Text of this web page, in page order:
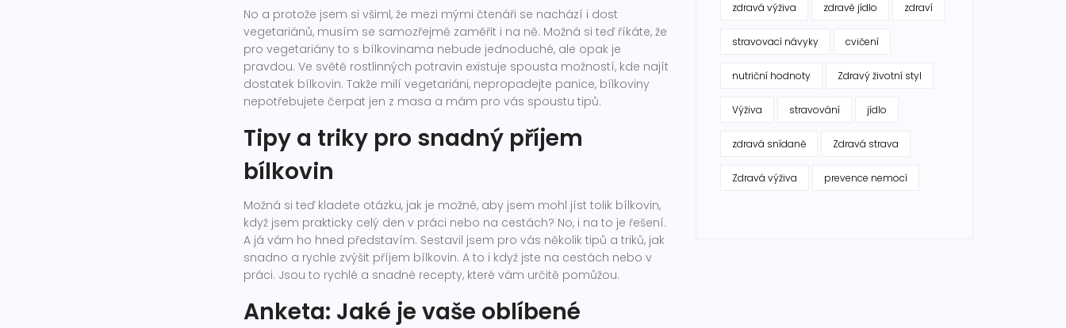
No a protože jsem si všiml, že mezi mými čtenáři se nachází i dost
vegetariánů, musím se samozřejmě zaměřit i na ně. Možná si teď říkáte, že
pro vegetariány to s bílkovinama nebude jednoduché, ale opak je
pravdou. Ve světě rostlinných potravin existuje spousta možností, kde najít
dostatek bílkovin. Takže milí vegetariáni, nepropadejte panice, bílkoviny
nepotřebujete čerpat jen z masa a mám pro vás spoustu tipů.
Tipy a triky pro snadný příjem
bílkovin
Možná si teď kladete otázku, jak je možné, aby jsem mohl jíst tolik bílkovin,
když jsem prakticky celý den v práci nebo na cestách? No, i na to je řešení.
A já vám ho hned představím. Sestavil jsem pro vás několik tipů a triků, jak
snadno a rychle zvýšit příjem bílkovin. A to i když jste na cestách nebo v
práci. Jsou to rychlé a snadné recepty, které vám určitě pomůžou.
Anketa: Jaké je vaše oblíbené
zdravá výživa zdravé jídlo zdraví
stravovací návyky cvičení
nutriční hodnoty Zdravý životní styl
Výživa stravování jídlo
zdravá snídaně Zdravá strava
Zdravá výživa prevence nemocí